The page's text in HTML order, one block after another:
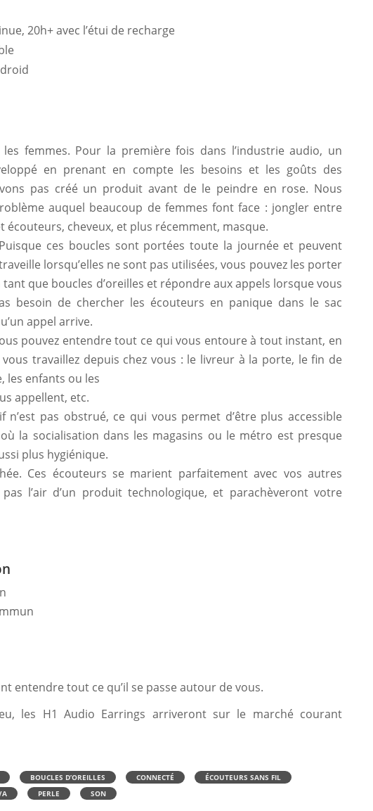
20h+ avec l’étui de recharge
femmes. Pour la première fois dans l’industrie audio, un
en prenant en compte les besoins et les goûts des
pas créé un produit avant de le peindre en rose. Nous
auquel beaucoup de femmes font face : jongler entre
écouteurs, cheveux, et plus récemment, masque.
ces boucles sont portées toute la journée et peuvent
lorsqu’elles ne sont pas utilisées, vous pouvez les porter
que boucles d’oreilles et répondre aux appels lorsque vous
besoin de chercher les écouteurs en panique dans le sac
appel arrive.
pouvez entendre tout ce qui vous entoure à tout instant, en
travaillez depuis chez vous : le livreur à la porte, le fin de
les enfants ou les
appellent, etc.
n’est pas obstrué, ce qui vous permet d’être plus accessible
la socialisation dans les magasins ou le métro est presque
plus hygiénique.
Ces écouteurs se marient parfaitement avec vos autres
pas l’air d’un produit technologique, et parachèveront votre
entendre tout ce qu’il se passe autour de vous.
les H1 Audio Earrings arriveront sur le marché courant
BOUCLES D’OREILLES CONNECTÉ
ÉCOUTEURS SANS FIL
PERLE SON